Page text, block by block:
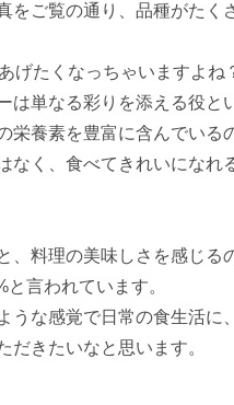
をご覧の通り、品種がたく
げたくなっちゃいますよね
は単なる彩りを添える役と
栄養素を豊富に含んでいる
なく、食べてきれいになれ
、料理の美味しさを感じる
言われています。
うな感覚で日常の食生活に
だきたいなと思います。